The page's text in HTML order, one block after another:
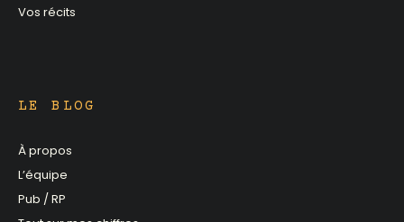
Vos récits
LE BLOG
À propos
L’équipe
Pub / RP